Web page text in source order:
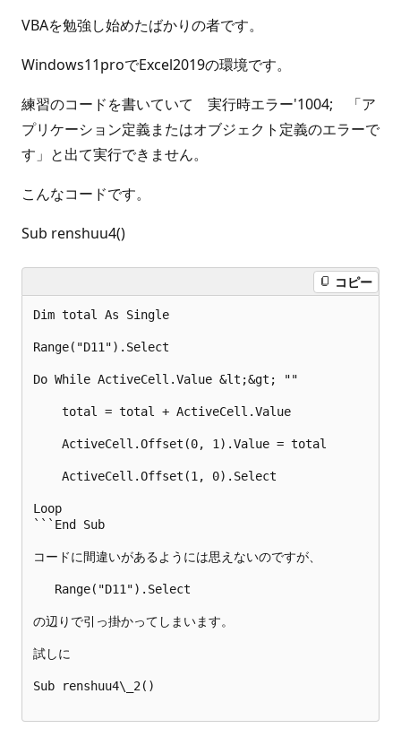
VBAを勉強し始めたばかりの者です。
Windows11proでExcel2019の環境です。
練習のコードを書いていて 実行時エラー'1004; 「ア
プリケーション定義またはオブジェクト定義のエラーで
す」と出て実行できません。
こんなコードです。
Sub renshuu4()
コピー
Dim total As Single
Range("D11").Select
Do While ActiveCell.Value &lt;&gt; ""
    total = total + ActiveCell.Value
    ActiveCell.Offset(0, 1).Value = total
    ActiveCell.Offset(1, 0).Select
Loop
```End Sub
コードに間違いがあるようには思えないのですが、
   Range("D11").Select
の辺りで引っ掛かってしまいます。
試しに
Sub renshuu4\_2()